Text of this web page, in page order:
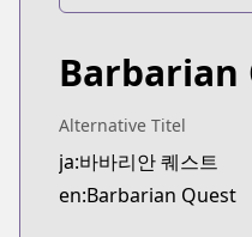
https://
Barbarian
Alternative Titel
ja:바바리안 퀘스트
en:Barbarian Quest